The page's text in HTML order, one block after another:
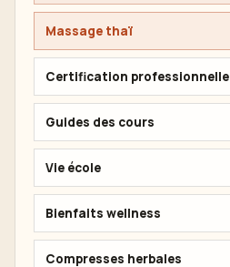
Massage thaï
Certification professionnelle
Guides des cours
Vie école
Bienfaits wellness
Compresses herbales